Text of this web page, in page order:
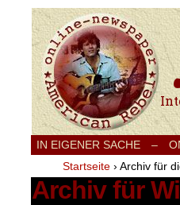
IN EIGENER SACHE –
Startseite › Archiv für
Archiv für